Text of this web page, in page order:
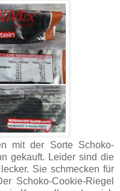
mit der Sorte Schoko-
gekauft. Leider sind die
Sie schmecken für
Schoko-Cookie-Riegel